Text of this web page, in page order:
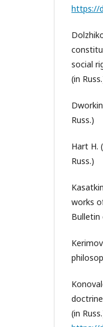
https://
social
(in
Russ.)
Hart H.
Russ.)
works
Bulletin
(in